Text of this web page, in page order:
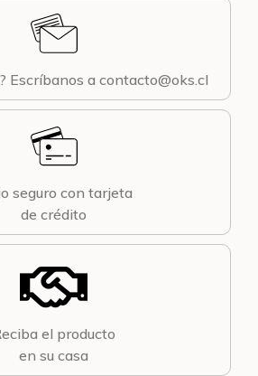
Escríbanos a contacto@oks.cl
seguro con tarjeta
de crédito
el producto
en su casa